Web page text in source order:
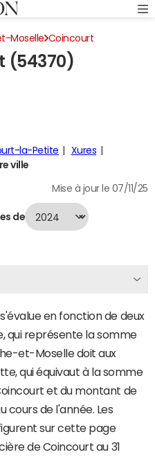
Moselle Coincourt
(54370)
la-Petite
Xures
ville
Mise à jour le 07/11/25
de
en fonction de deux
qui représente la somme
et-Moselle doit aux
qui équivaut à la somme
et du montant de
de l'année. Les
sur cette page
de Coincourt au 31